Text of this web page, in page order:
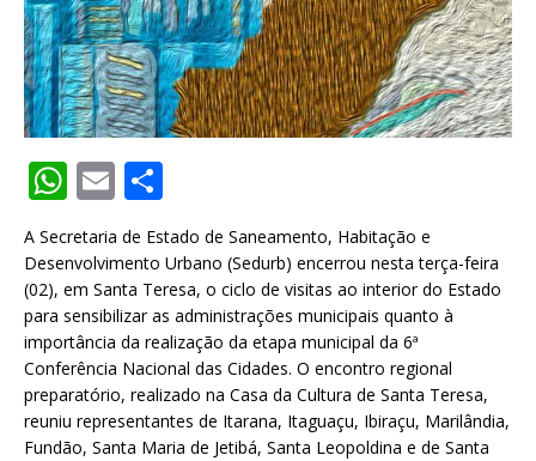
W
h
at
s
A
p
p
E
m
ai
l
h
ar
e
A Secretaria de Estado de Saneamento, Habitação e
Desenvolvimento Urbano (Sedurb) encerrou nesta terça-feira
(02), em Santa Teresa, o ciclo de visitas ao interior do Estado
para sensibilizar as administrações municipais quanto à
importância da realização da etapa municipal da 6ª
Conferência Nacional das Cidades. O encontro regional
preparatório, realizado na Casa da Cultura de Santa Teresa,
reuniu representantes de Itarana, Itaguaçu, Ibiraçu, Marilândia,
Fundão, Santa Maria de Jetibá, Santa Leopoldina e de Santa